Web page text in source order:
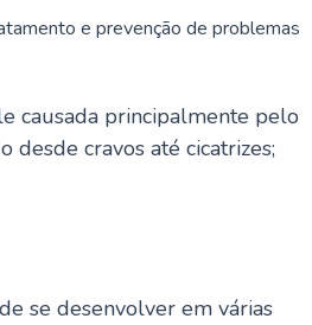
e prevenção de problemas
causada principalmente pelo
desde cravos até cicatrizes;
se desenvolver em várias